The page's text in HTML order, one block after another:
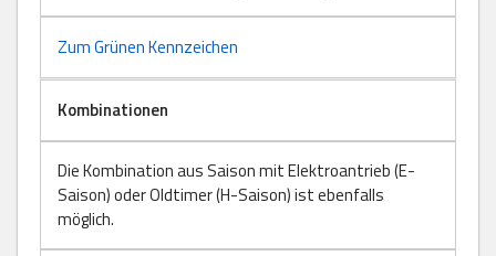
Zum Grünen Kennzeichen
Kombinationen
Die Kombination aus Saison mit Elektroantrieb (E-
Saison) oder Oldtimer (H-Saison) ist ebenfalls
möglich.